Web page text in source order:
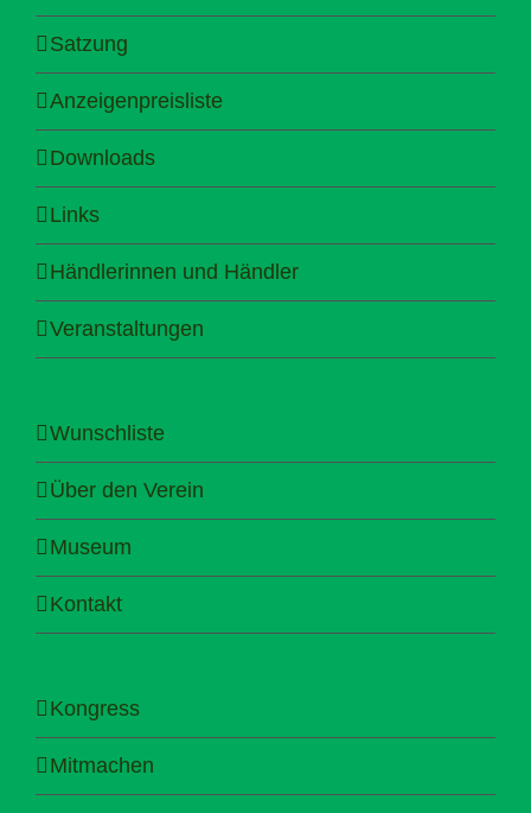
Satzung
Anzeigenpreisliste
Downloads
Links
Händlerinnen und Händler
Veranstaltungen
Wunschliste
Über den Verein
Museum
Kontakt
Kongress
Mitmachen